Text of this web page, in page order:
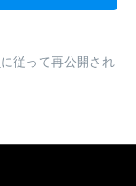
に従って再公開され